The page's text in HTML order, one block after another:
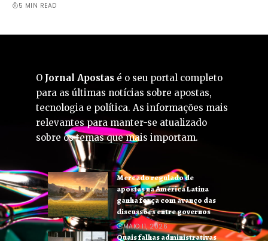
5 MIN READ
O Jornal Apostas é o seu portal completo
para as últimas notícias sobre apostas,
tecnologia e política. As informações mais
relevantes para manter-se atualizado
sobre os temas que mais importam.
Mercado regulado de
apostas na América Latina
ganha força com avanço das
discussões entre governos
MAIO 11, 2026
Quais falhas administrativas